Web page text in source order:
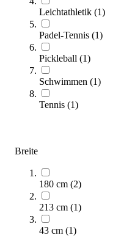
Leichtathletik (1)
Padel-Tennis (1)
Pickleball (1)
Schwimmen (1)
Tennis (1)
Breite
180 cm (2)
213 cm (1)
43 cm (1)
Zuschauertribüne
3.349,00 €
Zum Produkt